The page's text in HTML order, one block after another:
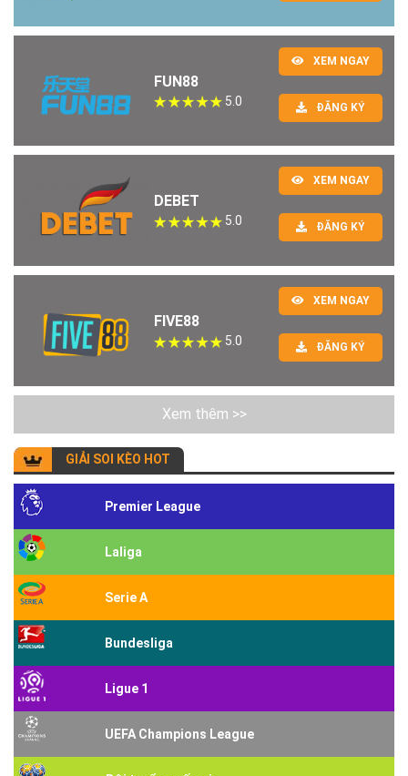
FUN88
5.0
XEM NGAY
ĐĂNG KÝ
DEBET
5.0
XEM NGAY
ĐĂNG KÝ
FIVE88
5.0
XEM NGAY
ĐĂNG KÝ
Xem thêm >>
GIẢI SOI KÈO HOT
Premier League
Laliga
Serie A
Bundesliga
Ligue 1
UEFA Champions League